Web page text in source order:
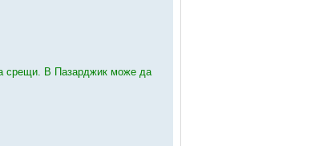
срещи. В Пазарджик може да